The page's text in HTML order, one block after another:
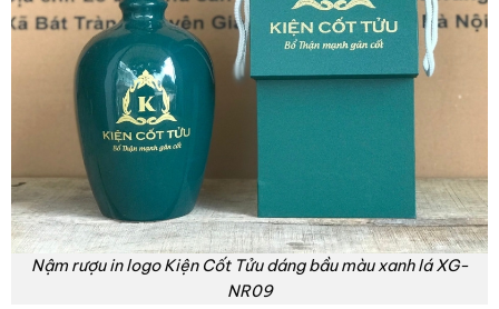
Nậm rượu in logo Kiện Cốt Tửu dáng bầu màu xanh lá XG-
NR09